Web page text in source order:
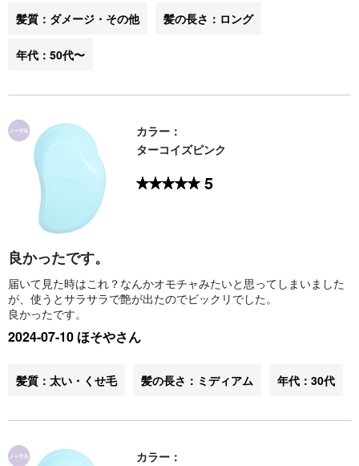
髪質：ダメージ・その他 髪の長さ：ロング
年代：50代〜
カラー：
ターコイズピンク
5
良かったです。
届いて見た時はこれ？なんかオモチャみたいと思ってしまいました
が、使うとサラサラで艶が出たのでビックリでした。
良かったです。
2024-07-10 ほそやさん
髪質：太い・くせ毛 髪の長さ：ミディアム 年代：30代
カラー：